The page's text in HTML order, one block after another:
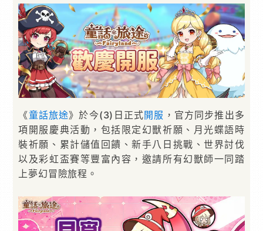
《童話旅途》於今(3)日正式開服 ，官方同步推出多
項開服慶典活動，包括限定幻獸祈願、月光蝶語時
裝祈願、累計儲值回饋、新手八日挑戰、世界討伐
以及彩虹盃賽等豐富內容，邀請所有幻獸師一同踏
上夢幻冒險旅程。